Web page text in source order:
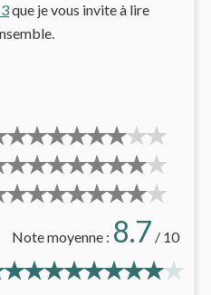
que je vous invite à lire
Note moyenne : 8.7 / 10